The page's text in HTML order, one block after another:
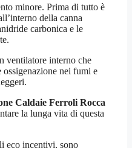
minore. Prima di tutto è
della canna
carbonica e le
ventilatore interno che
ossigenazione nei fumi e
Caldaie Ferroli Rocca
la lunga vita di questa
eco incentivi, sono